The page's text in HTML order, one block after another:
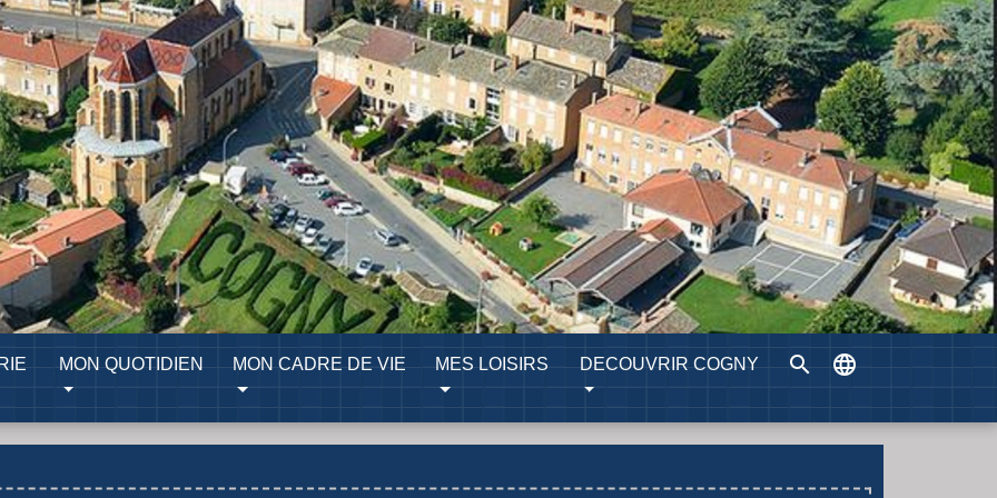
MON QUOTIDIEN MON CADRE DE VIE MES LOISIRS DECOUVRIR COGNY search language